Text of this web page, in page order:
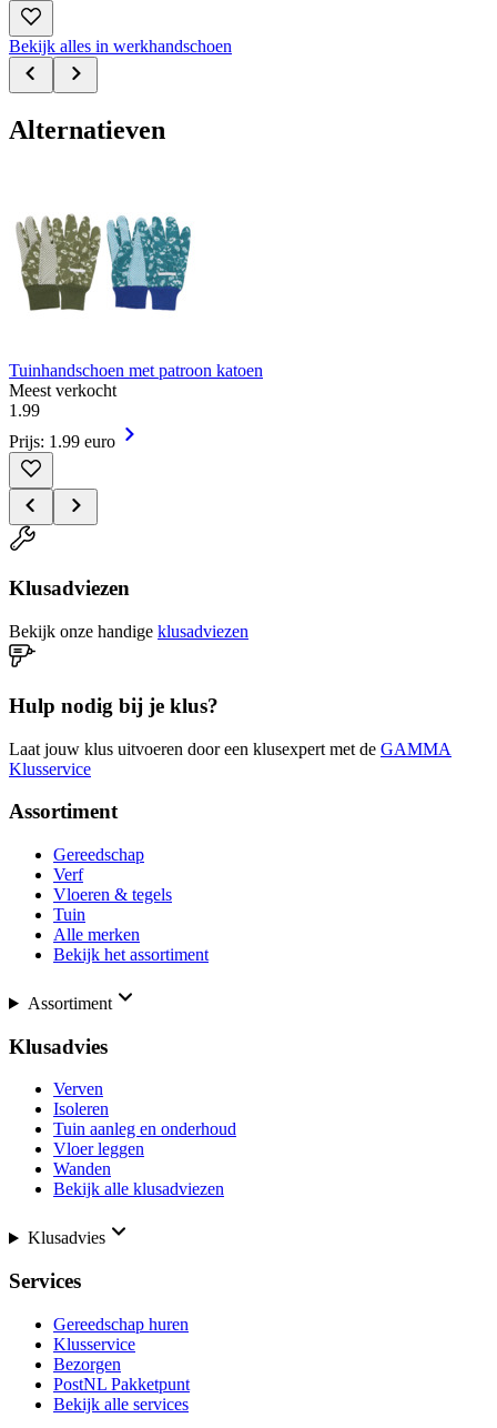
Bekijk alles in werkhandschoen
Alternatieven
Tuinhandschoen met patroon katoen
Meest verkocht
1 .99
Prijs: 1.99 euro
Klusadviezen
Bekijk onze handige klusadviezen
Hulp nodig bij je klus?
Laat jouw klus uitvoeren door een klusexpert met de GAMMA
Klusservice
Assortiment
Gereedschap
Verf
Vloeren & tegels
Tuin
Alle merken
Bekijk het assortiment
Assortiment
Klusadvies
Verven
Isoleren
Tuin aanleg en onderhoud
Vloer leggen
Wanden
Bekijk alle klusadviezen
Klusadvies
Services
Gereedschap huren
Klusservice
Bezorgen
PostNL Pakketpunt
Bekijk alle services